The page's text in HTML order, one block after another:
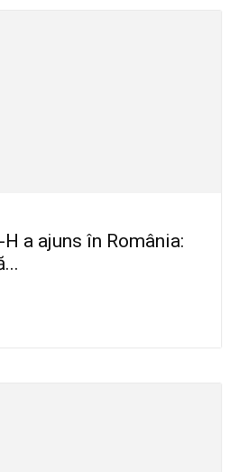
H a ajuns în România: